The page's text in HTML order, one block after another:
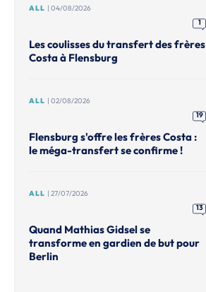
ALL | 04/08/2026
1
Les coulisses du transfert des frères
Costa à Flensburg
ALL | 02/08/2026
19
Flensburg s'offre les frères Costa :
le méga-transfert se confirme !
ALL | 27/07/2026
13
Quand Mathias Gidsel se
transforme en gardien de but pour
Berlin